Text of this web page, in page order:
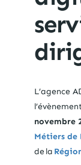
L’agence
novembre
Métiers de
de la